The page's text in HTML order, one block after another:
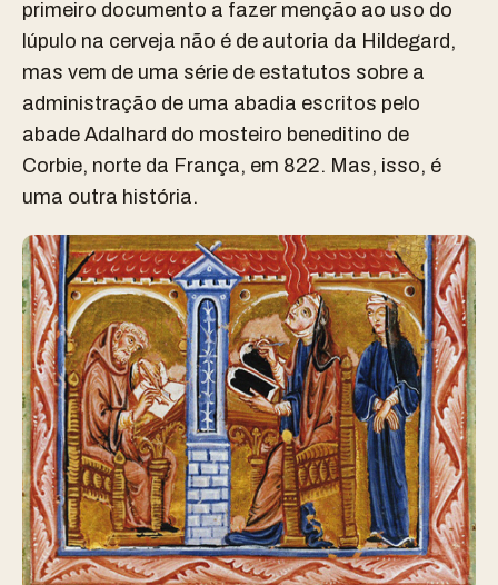
primeiro documento a fazer menção ao uso do
lúpulo na cerveja não é de autoria da Hildegard,
mas vem de uma série de estatutos sobre a
administração de uma abadia escritos pelo
abade Adalhard do mosteiro beneditino de
Corbie, norte da França, em 822. Mas, isso, é
uma outra história.